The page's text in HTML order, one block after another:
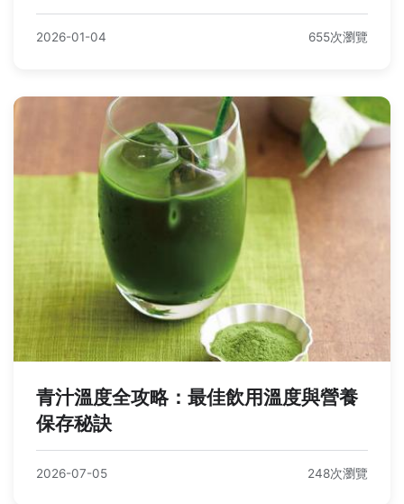
2026-01-04 655次瀏覽
青汁溫度全攻略：最佳飲用溫度與營養
保存秘訣
2026-07-05 248次瀏覽